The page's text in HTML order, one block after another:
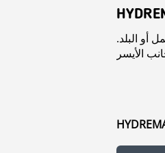
أو البلد.